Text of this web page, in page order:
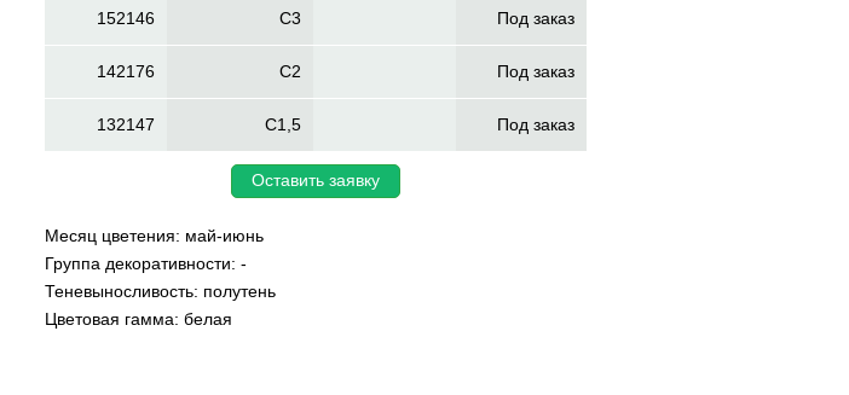
152146 C3 Под заказ
142176 C2 Под заказ
132147 C1,5 Под заказ
Оставить заявку
Месяц цветения: май-июнь
Группа декоративности: -
Теневыносливость: полутень
Цветовая гамма: белая